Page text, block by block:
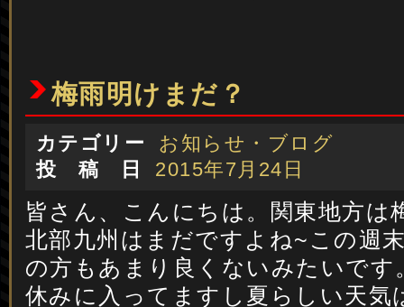
梅雨明けまだ？
カテゴリー
お知らせ・ブログ
投 稿 日
2015年7月24日
皆さん、こんにちは。関東地方は
北部九州はまだですよね~この週
の方もあまり良くないみたいです
休みに入ってますし夏らしい天